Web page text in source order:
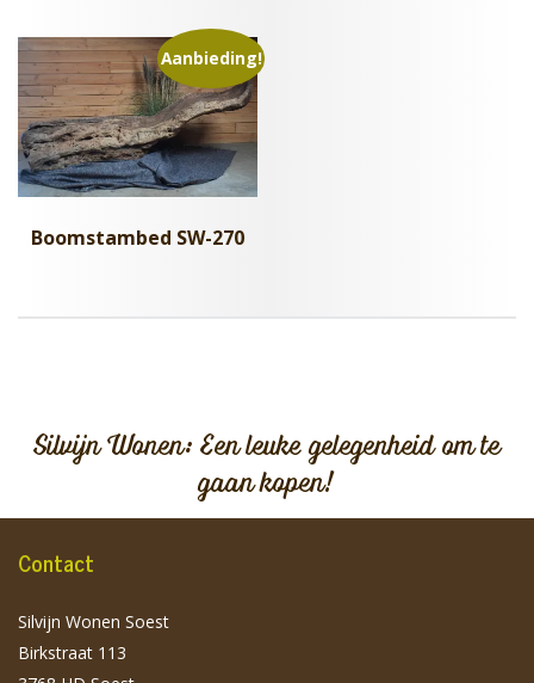
Aanbieding!
Boomstambed SW-270
Silvijn Wonen: Een leuke gelegenheid om te
gaan kopen!
Contact
Silvijn Wonen Soest
Birkstraat 113